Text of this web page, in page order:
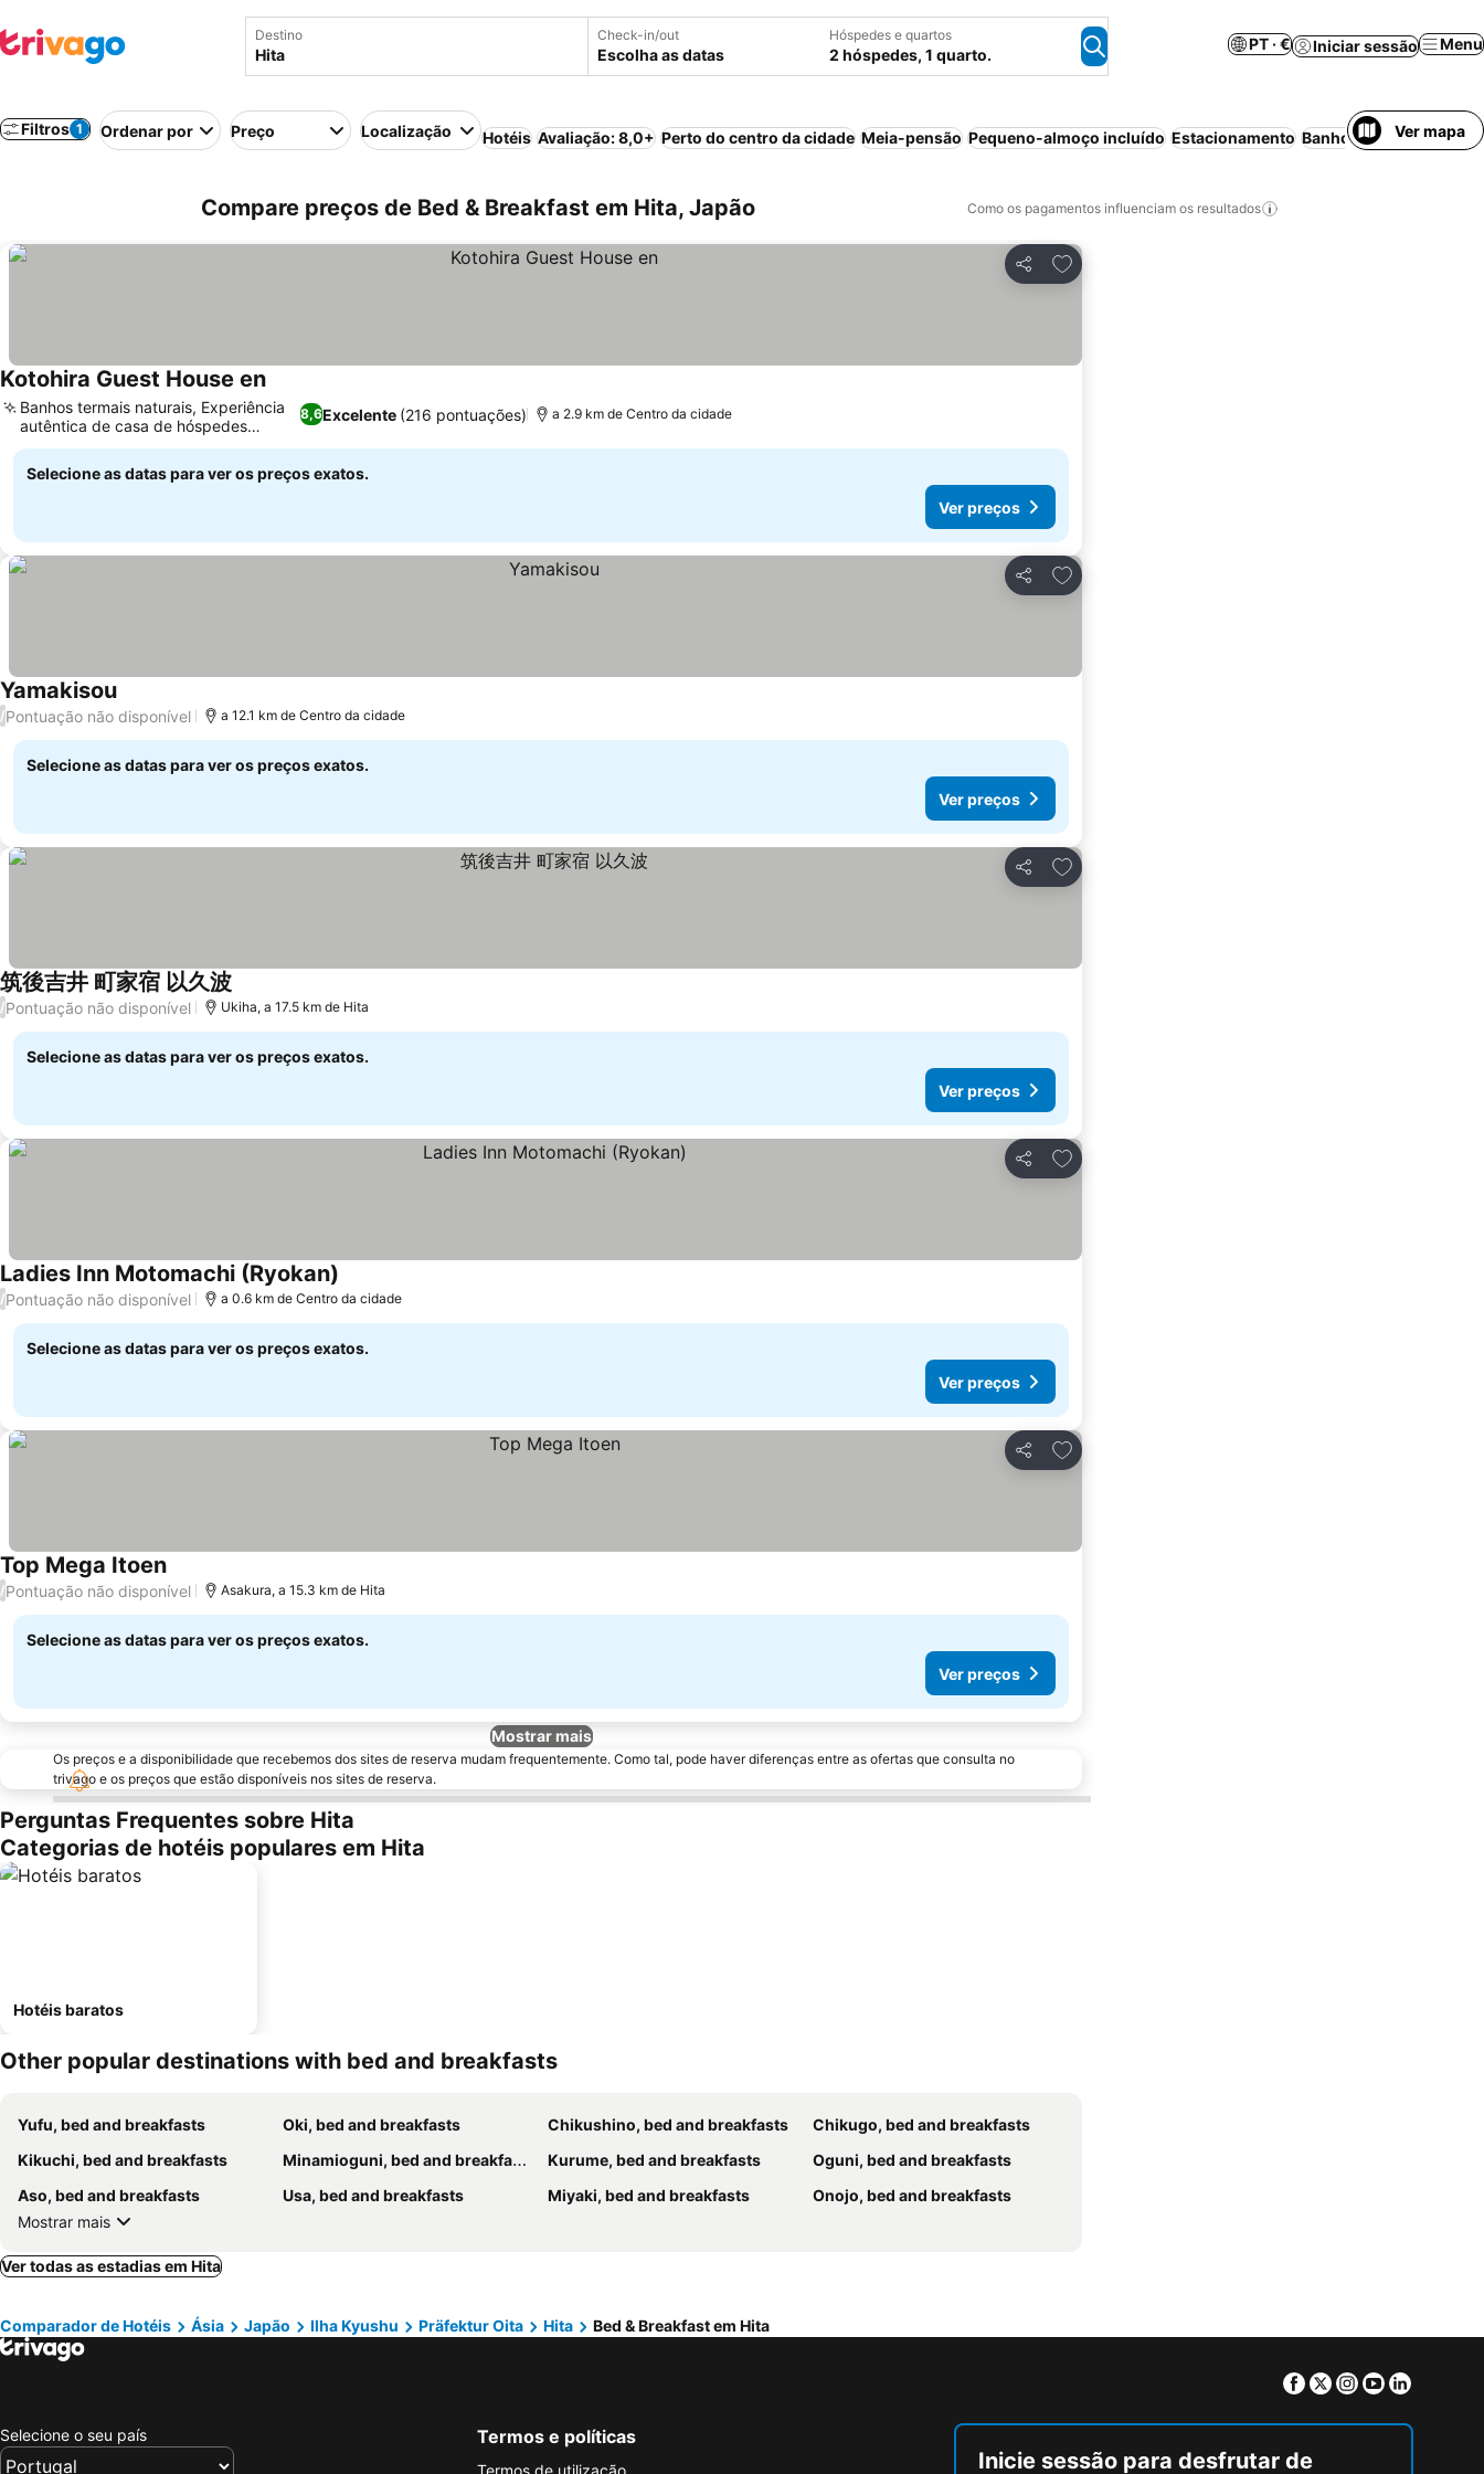
Destino Check-in/out
Escolha as datas
Hóspedes e quartos
2 hóspedes, 1 quarto.
PT · € Iniciar sessão Menu
Filtros 1 Ordenar por Preço Localização Hotéis Avaliação: 8,0+ Perto do centro da cidade Meia-pensão Pequeno-almoço incluído Estacionamento Banho ao ar livreVer mapa
Compare preços de Bed & Breakfast em Hita, Japão Como os pagamentos influenciam os resultados
Partilhar
Adicionar aos favoritos
Kotohira Guest House en
8,6Excelente (216 pontuações)
Banhos termais naturais, Experiência
autêntica de casa de hóspedes
japonesa
a 2.9 km de Centro da cidade
Selecione as datas para ver os preços exatos.
Ver preços
Partilhar
Adicionar aos favoritos
Yamakisou
/Pontuação não disponível a 12.1 km de Centro da cidade
Selecione as datas para ver os preços exatos.
Ver preços
Partilhar
Adicionar aos favoritos
筑後吉井 町家宿 以久波
/Pontuação não disponível Ukiha, a 17.5 km de Hita
Selecione as datas para ver os preços exatos.
Ver preços
Partilhar
Adicionar aos favoritos
Ladies Inn Motomachi (Ryokan)
/Pontuação não disponível a 0.6 km de Centro da cidade
Selecione as datas para ver os preços exatos.
Ver preços
Partilhar
Adicionar aos favoritos
Top Mega Itoen
/Pontuação não disponível Asakura, a 15.3 km de Hita
Selecione as datas para ver os preços exatos.
Ver preços
Mostrar mais
Os preços e a disponibilidade que recebemos dos sites de reserva mudam frequentemente. Como tal, pode haver diferenças entre as ofertas que consulta no
trivago e os preços que estão disponíveis nos sites de reserva.
Perguntas Frequentes sobre Hita
Categorias de hotéis populares em Hita
Hotéis baratos
Other popular destinations with bed and breakfasts
Yufu, bed and breakfasts Oki, bed and breakfasts Chikushino, bed and breakfasts
Chikugo, bed and breakfasts
Kikuchi, bed and breakfasts
Minamioguni, bed and breakfasts Kurume, bed and breakfasts
Oguni, bed and breakfasts
Aso, bed and breakfasts
Usa, bed and breakfasts Miyaki, bed and breakfasts
Onojo, bed and breakfasts
Mostrar mais
Ver todas as estadias em Hita
Comparador de Hotéis Ásia Japão Ilha Kyushu Präfektur Oita Hita Bed & Breakfast em Hita
Facebook
TwitterInstagram
Youtube
Selecione o seu país Termos e políticas
Termos de utilização Inicie sessão para desfrutar de